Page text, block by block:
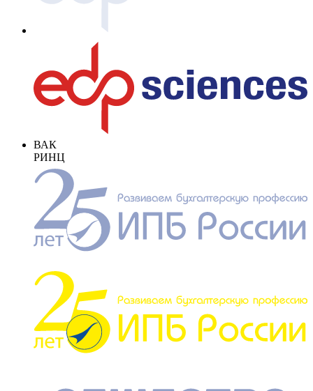
ВАК
РИНЦ